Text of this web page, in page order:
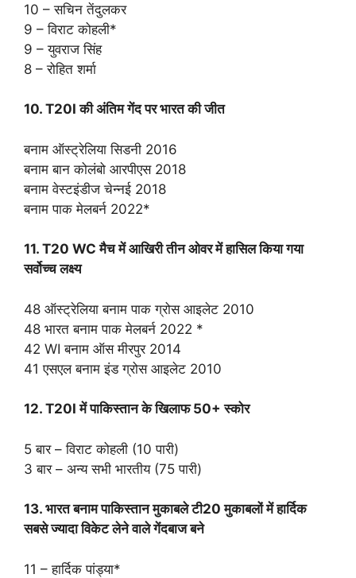
10 – सचिन तेंदुलकर
9 – विराट कोहली*
9 – युवराज सिंह
8 – रोहित शर्मा
10. T20I की अंतिम गेंद पर भारत की जीत
बनाम ऑस्ट्रेलिया सिडनी 2016
बनाम बान कोलंबो आरपीएस 2018
बनाम वेस्टइंडीज चेन्नई 2018
बनाम पाक मेलबर्न 2022*
11. T20 WC मैच में आखिरी तीन ओवर में हासिल किया गया
सर्वोच्च लक्ष्य
48 ऑस्ट्रेलिया बनाम पाक ग्रोस आइलेट 2010
48 भारत बनाम पाक मेलबर्न 2022 *
42 WI बनाम ऑस मीरपुर 2014
41 एसएल बनाम इंड ग्रोस आइलेट 2010
12. T20I में पाकिस्तान के खिलाफ 50+ स्कोर
5 बार – विराट कोहली (10 पारी)
3 बार – अन्य सभी भारतीय (75 पारी)
13. भारत बनाम पाकिस्तान मुकाबले टी20 मुकाबलों में हार्दिक
सबसे ज्यादा विकेट लेने वाले गेंदबाज बने
11 – हार्दिक पांड्या*